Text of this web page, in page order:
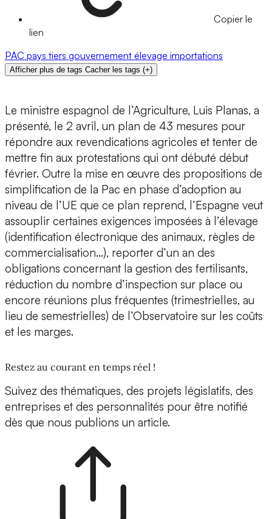
Copier le
lien
PAC pays tiers gouvernement élevage importations
Afficher plus de tags Cacher les tags (+)
Le ministre espagnol de l’Agriculture, Luis Planas, a
présenté, le 2 avril, un plan de 43 mesures pour
répondre aux revendications agricoles et tenter de
mettre fin aux protestations qui ont débuté début
février. Outre la mise en œuvre des propositions de
simplification de la Pac en phase d’adoption au
niveau de l’UE que ce plan reprend, l’Espagne veut
assouplir certaines exigences imposées à l’élevage
(identification électronique des animaux, règles de
commercialisation…), reporter d’un an des
obligations concernant la gestion des fertilisants,
réduction du nombre d’inspection sur place ou
encore réunions plus fréquentes (trimestrielles, au
lieu de semestrielles) de l’Observatoire sur les coûts
et les marges.
Restez au courant en temps réel !
Suivez des thématiques, des projets législatifs, des
entreprises et des personnalités pour être notifié
dès que nous publions un article.